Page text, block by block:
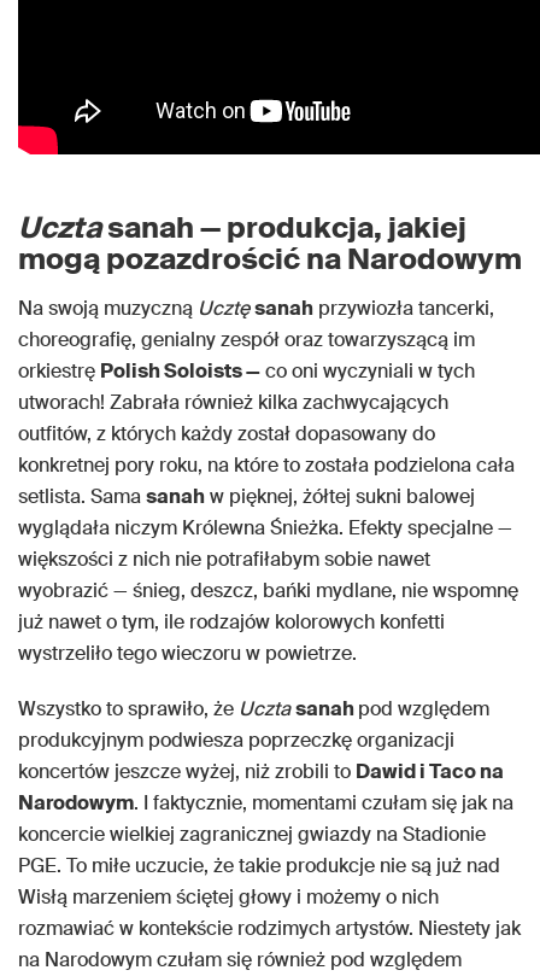
Ucztasanah — produkcja, jakiej
mogą pozazdrościć na Narodowym
Na swoją muzyczną Ucztęsanah przywiozła tancerki,
choreografię, genialny zespół oraz towarzyszącą im
orkiestrę Polish Soloists —co oni wyczyniali w tych
utworach! Zabrała również kilka zachwycających
outfitów, z których każdy został dopasowany do
konkretnej pory roku, na które to została podzielona cała
setlista. Samasanahw pięknej, żółtej sukni balowej
wyglądała niczym Królewna Śnieżka. Efekty specjalne —
większości z nich nie potrafiłabym sobie nawet
wyobrazić — śnieg, deszcz, bańki mydlane, nie wspomnę
już nawet o tym, ile rodzajów kolorowych konfetti
wystrzeliło tego wieczoru w powietrze.
Wszystko to sprawiło, że Ucztasanahpod względem
produkcyjnym podwiesza poprzeczkę organizacji
koncertów jeszcze wyżej, niż zrobili to Dawid i Taco na
Narodowym. I faktycznie, momentami czułam się jak na
koncercie wielkiej zagranicznej gwiazdy na Stadionie
PGE. To miłe uczucie, że takie produkcje nie są już nad
Wisłą marzeniem ściętej głowy i możemy o nich
rozmawiać w kontekście rodzimych artystów. Niestety jak
na Narodowym czułam się również pod względem